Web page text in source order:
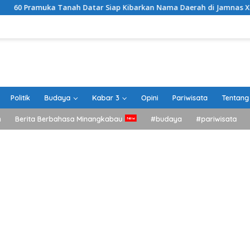
Datar Siap Kibarkan Nama Daerah di Jamnas XII Cibubur
Politik Budaya Kabar 3 Opini Pariwisata Tentang
Berita Berbahasa Minangkabau #budaya #pariwisata